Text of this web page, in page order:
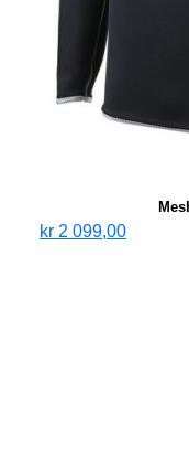
kr 2 099,00